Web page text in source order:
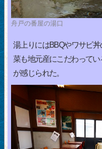
舟戸の番屋の湯口
湯上りにはBBQやワサビ
菜も地元産にこだわって
が感じられた。